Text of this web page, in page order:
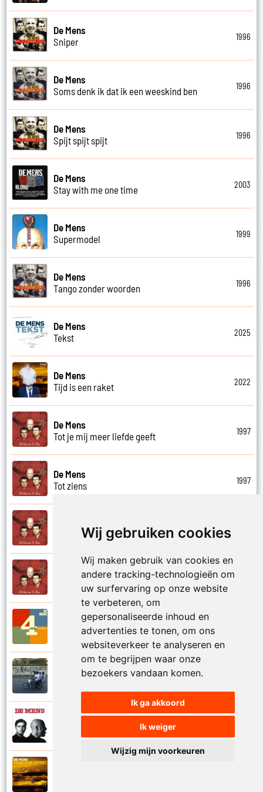
Wij gebruiken cookies
Wij maken gebruik van cookies en
andere tracking-technologieën om
uw surfervaring op onze website
te verbeteren, om
gepersonaliseerde inhoud en
advertenties te tonen, om ons
websiteverkeer te analyseren en
om te begrijpen waar onze
bezoekers vandaan komen.
Ik ga akkoord
Ik weiger
Wijzig mijn voorkeuren
De Mens
Sniper
1996
De Mens
Soms denk ik dat ik een weeskind ben
1996
De Mens
Spijt spijt spijt
1996
De Mens
Stay with me one time
2003
De Mens
Supermodel
1999
De Mens
Tango zonder woorden
1996
De Mens
Tekst
2025
De Mens
Tijd is een raket
2022
De Mens
Tot je mij meer liefde geeft
1997
De Mens
Tot ziens
1997
Val niet in liefde I
De Mens
Val niet in liefde II
De Mens
Vier akkoorden
De Mens
De Mens
Vrijheid die niet eenzaam is